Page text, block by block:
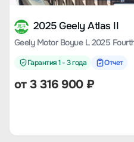
2025 Geely Atlas II
Гарантия 1 - 3 года Отчет
от3 316 900₽